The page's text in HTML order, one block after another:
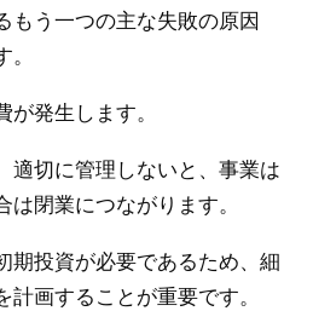
もう一つの主な失敗の原因
発生します。
適切に管理しないと、事業は
閉業につながります。
期投資が必要であるため、細
画することが重要です。